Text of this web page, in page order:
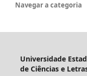
Navegar a categoria
Universidade
de Ciências e